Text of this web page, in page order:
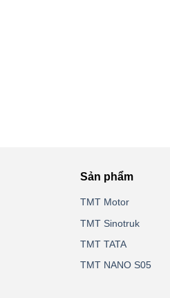
Sản phẩm
TMT Motor
TMT Sinotruk
TMT TATA
TMT NANO S05